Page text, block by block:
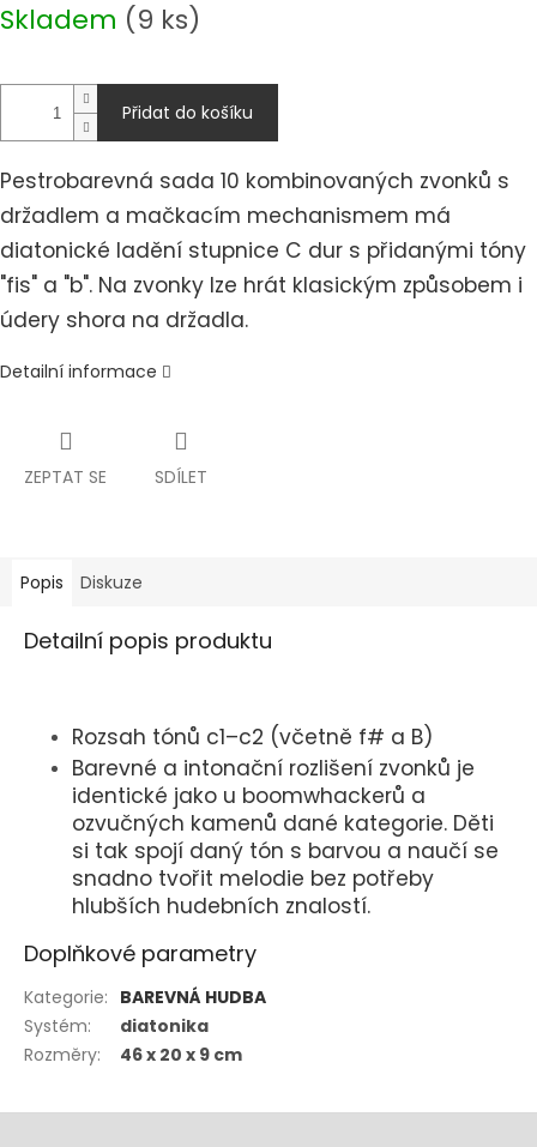
cena:
Skladem (9 ks)
Přidat do košíku
Pestrobarevná sada 10 kombinovaných zvonků s
držadlem a mačkacím mechanismem má
diatonické ladění stupnice C dur s přidanými tóny
"fis" a "b". Na zvonky lze hrát klasickým způsobem i
údery shora na držadla.
Detailní informace
ZEPTAT SE SDÍLET
Popis Diskuze
Detailní popis produktu
Rozsah tónů c1–c2 (včetně f# a B)
Barevné a intonační rozlišení zvonků je
identické jako u boomwhackerů a
ozvučných kamenů dané kategorie. Děti
si tak spojí daný tón s barvou a naučí se
snadno tvořit melodie bez potřeby
hlubších hudebních znalostí.
Doplňkové parametry
Kategorie: BAREVNÁ HUDBA
Systém:
diatonika
Rozměry: 46 x 20 x 9 cm